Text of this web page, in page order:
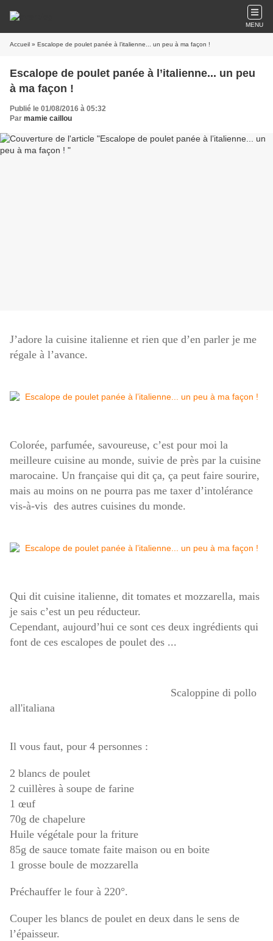
MENU
Accueil » Escalope de poulet panée à l’italienne... un peu à ma façon !
Escalope de poulet panée à l’italienne... un peu
à ma façon !
Publié le 01/08/2016 à 05:32
Par mamie caillou
J’adore la cuisine italienne et rien que d’en parler je me
régale à l’avance.
Colorée, parfumée, savoureuse, c’est pour moi la
meilleure cuisine au monde, suivie de près par la cuisine
marocaine. Un française qui dit ça, ça peut faire sourire,
mais au moins on ne pourra pas me taxer d’intolérance
vis-à-vis des autres cuisines du monde.
Qui dit cuisine italienne, dit tomates et mozzarella, mais
je sais c’est un peu réducteur.
Cependant, aujourd’hui ce sont ces deux ingrédients qui
font de ces escalopes de poulet des ...
Scaloppine di pollo
all'italiana
Il vous faut, pour 4 personnes :
2 blancs de poulet
2 cuillères à soupe de farine
1 œuf
70g de chapelure
Huile végétale pour la friture
85g de sauce tomate faite maison ou en boite
1 grosse boule de mozzarella
Préchauffer le four à 220°.
Couper les blancs de poulet en deux dans le sens de
l’épaisseur.